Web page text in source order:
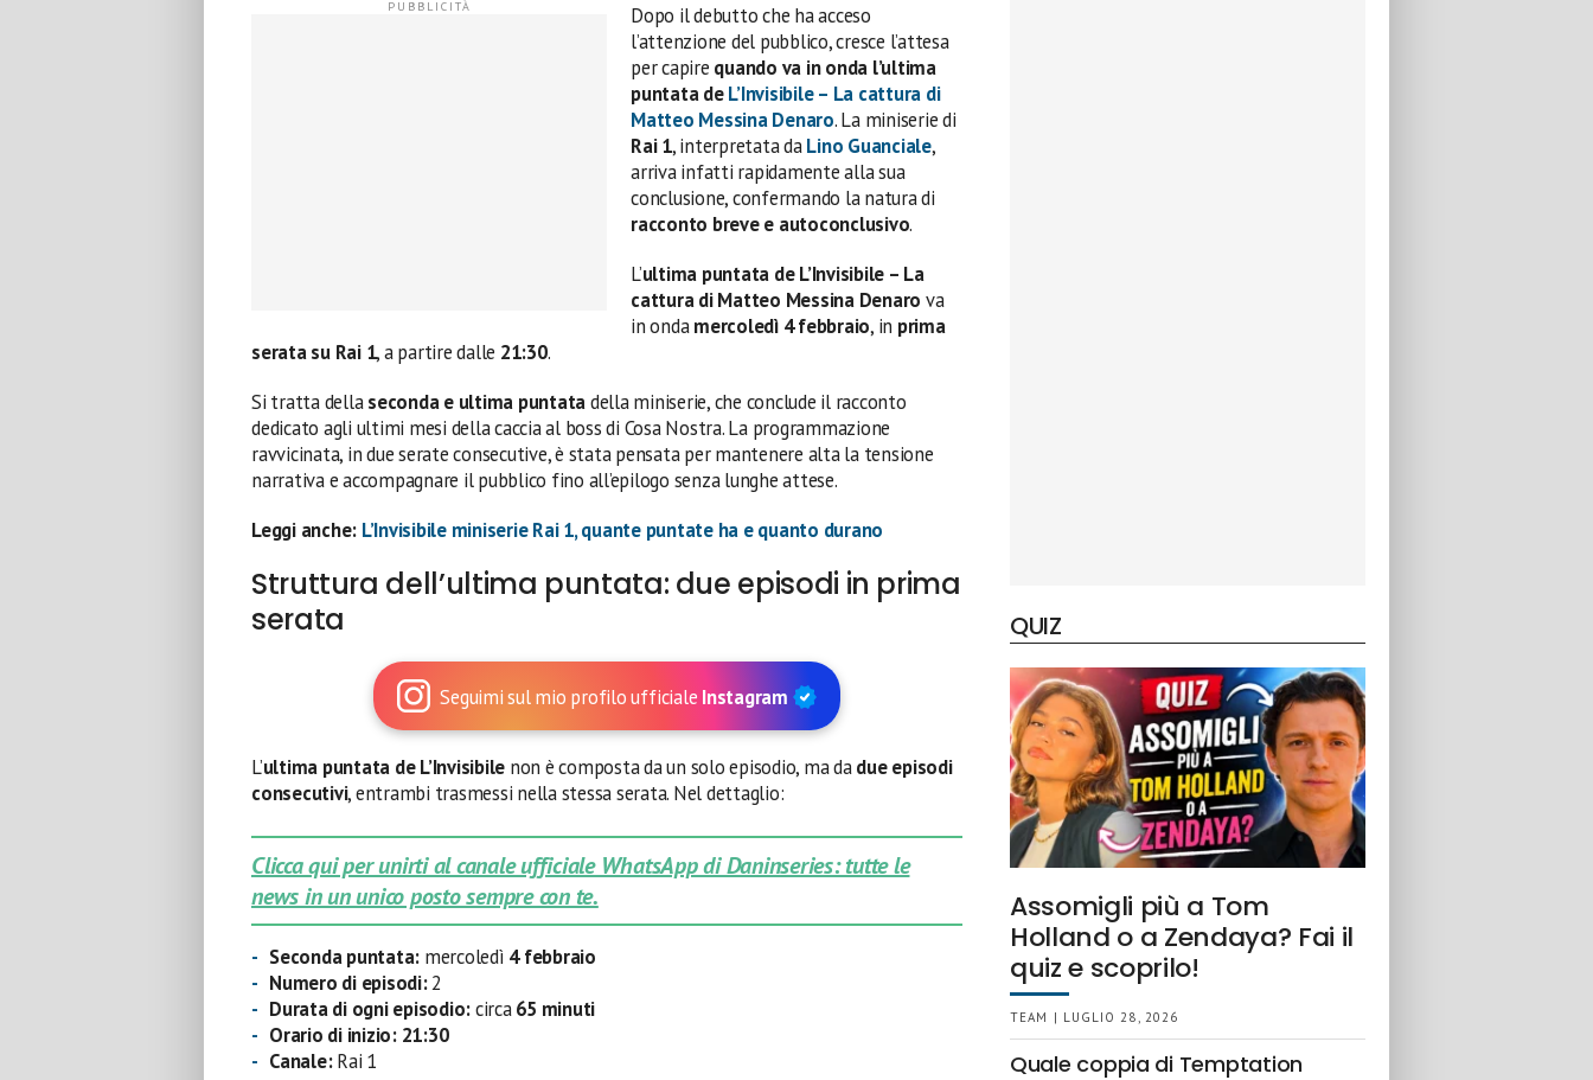
Dopo il debutto che ha acceso
l’attenzione del pubblico, cresce l’attesa
per capire quando va in onda l’ultima
puntata deL’Invisibile – La cattura di
Matteo Messina Denaro. La miniserie di
Rai 1, interpretata daLino Guanciale,
arriva infatti rapidamente alla sua
conclusione, confermando la natura di
racconto breve e autoconclusivo.
L’ultima puntata de L’Invisibile – La
cattura di Matteo Messina Denaro va
in ondamercoledì 4 febbraio, in prima
serata su Rai 1, a partire dalle 21:30.
Si tratta dellaseconda e ultima puntatadella miniserie, che conclude il racconto
dedicato agli ultimi mesi della caccia al boss di Cosa Nostra. La programmazione
ravvicinata, in due serate consecutive, è stata pensata per mantenere alta la tensione
narrativa e accompagnare il pubblico fino all’epilogo senza lunghe attese.
Leggi anche: L’Invisibile miniserie Rai 1, quante puntate ha e quanto durano
Struttura dell’ultima puntata: due episodi in prima
serata
Seguimi sul mio profilo ufficiale Instagram
L’ultima puntata de L’Invisibile non è composta da un solo episodio, ma dadue episodi
consecutivi, entrambi trasmessi nella stessa serata. Nel dettaglio:
Clicca qui per unirti al canale ufficiale WhatsApp di Daninseries: tutte le
news in un unico posto sempre con te.
Seconda puntata: mercoledì 4 febbraio
Numero di episodi:2
Durata di ogni episodio:circa65 minuti
Orario di inizio: 21:30
Canale:Rai 1
QUIZ
Assomigli più a Tom
Holland o a Zendaya? Fai il
quiz e scoprilo!
TEAM | LUGLIO 28, 2026
Quale coppia di Temptation